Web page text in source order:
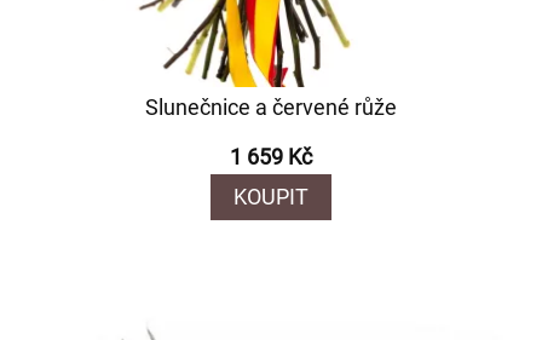
Slunečnice a červené růže
1 659 Kč
KOUPIT